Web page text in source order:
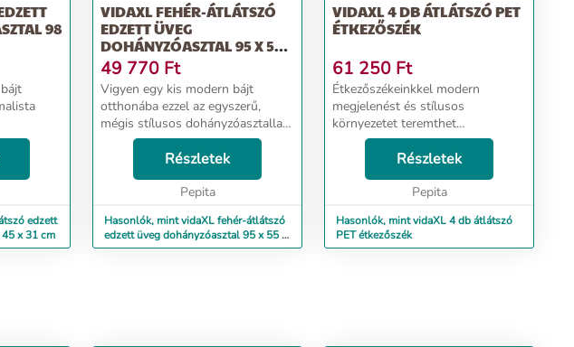
98
edzett
x 31 cm
VIDAXL FEHÉR-ÁTLÁTSZÓ
EDZETT ÜVEG
DOHÁNYZÓASZTAL 95 X 55 X
40 CM
49 770 Ft
Vigyen egy kis modern bájt
otthonába ezzel az egyszerű,
mégis stílusos dohányzóasztallal!
Ez a kisasztal edzett üveglappal
rendelkezik. Melaminlábakon áll,
így rendkívül biztonságos és
stabil. A kétsz...
Részletek
Pepita
Hasonlók, mint vidaXL fehér-átlátszó
edzett üveg dohányzóasztal 95 x 55 x
40 cm
VIDAXL 4 DB ÁTLÁTSZÓ PET
ÉTKEZŐSZÉK
61 250 Ft
Étkezőszékeinkkel modern
megjelenést és stílusos
környezetet teremthet
otthonában. Az étkezőszék
átlátszó ülőfelülete sima
vonalakkal rendelkezik, amelyek
különleges megjelenést
Részletek
Pepita
Hasonlók, mint vidaXL 4 db átlátszó
PET étkezőszék